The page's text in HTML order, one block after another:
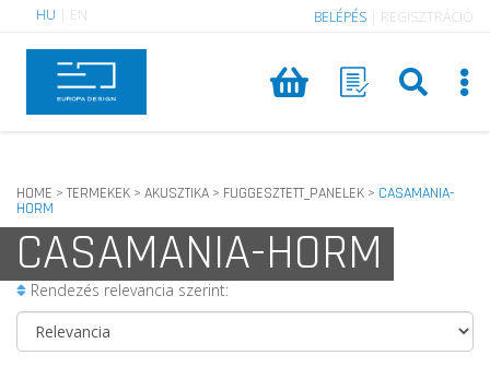
HU EN BELÉPÉS REGISZTRÁCIÓ
HOME > TERMEKEK > AKUSZTIKA > FUGGESZTETT_PANELEK > CASAMANIA-
HORM
CASAMANIA-HORM
Rendezés relevancia szerint: